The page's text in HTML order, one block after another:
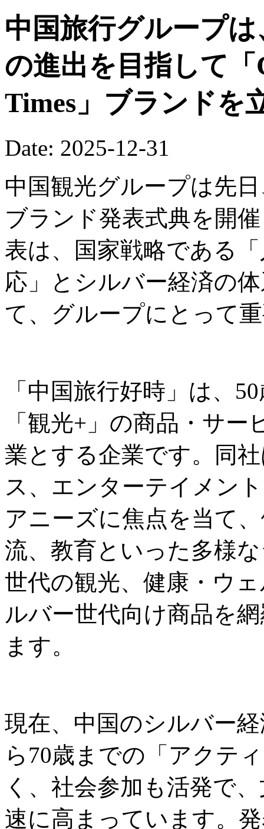
中国旅行グループ
の進出を目指して
Times」ブランドを
Date: 2025-12-31
中国観光グループは先
ブランド発表式典を開
表は、国家戦略である
応」とシルバー経済の
て、グループにとって
「中国旅行好時」は、
「観光+」の商品・サ
業とする企業です。同
ス、エンターテイメン
アニーズに焦点を当て
流、教育といった多様
世代の観光、健康・ウ
ルバー世代向け商品を
ます。
現在、中国のシルバー
ら70歳までの「アクテ
く、社会参加も活発で
速に高まっています。